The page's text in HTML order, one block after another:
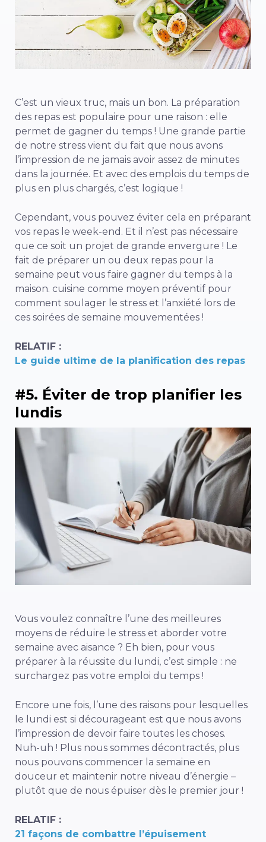
C’est un vieux truc, mais un bon. La préparation
des repas est populaire pour une raison : elle
permet de gagner du temps ! Une grande partie
de notre stress vient du fait que nous avons
l’impression de ne jamais avoir assez de minutes
dans la journée. Et avec des emplois du temps de
plus en plus chargés, c’est logique !
Cependant, vous pouvez éviter cela en préparant
vos repas le week-end. Et il n’est pas nécessaire
que ce soit un projet de grande envergure ! Le
fait de préparer un ou deux repas pour la
semaine peut vous faire gagner du temps à la
maison. cuisine comme moyen préventif pour
comment soulager le stress et l’anxiété lors de
ces soirées de semaine mouvementées !
RELATIF :
Le guide ultime de la planification des repas
#5. Éviter de trop planifier les
lundis
Vous voulez connaître l’une des meilleures
moyens de réduire le stress et aborder votre
semaine avec aisance ? Eh bien, pour vous
préparer à la réussite du lundi, c’est simple : ne
surchargez pas votre emploi du temps !
Encore une fois, l’une des raisons pour lesquelles
le lundi est si décourageant est que nous avons
l’impression de devoir faire toutes les choses.
Nuh-uh ! Plus nous sommes décontractés, plus
nous pouvons commencer la semaine en
douceur et maintenir notre niveau d’énergie –
plutôt que de nous épuiser dès le premier jour !
RELATIF :
21 façons de combattre l’épuisement